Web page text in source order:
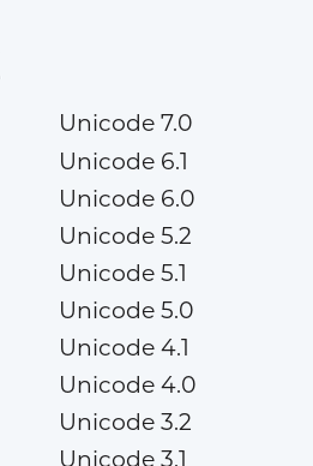
Unicode 7.0
Unicode 6.1
Unicode 6.0
Unicode 5.2
Unicode 5.1
Unicode 5.0
Unicode 4.1
Unicode 4.0
Unicode 3.2
Unicode 3.1